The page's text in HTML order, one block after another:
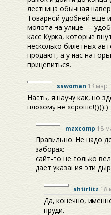
лестница обычная
Товарной удобней ещё
молота на улице —
касс Курка, которые
несколько билетных
продают, а у нас на
прицепиться.
sswoman 18
Насть, я научу как, но
плохому не хорошо!)))):)
maxcomp 18
Правильно. Не надо
заборах:
сайт-то не только
дает указания эти
shtirlitz 18
Да, конечно,
пруди.